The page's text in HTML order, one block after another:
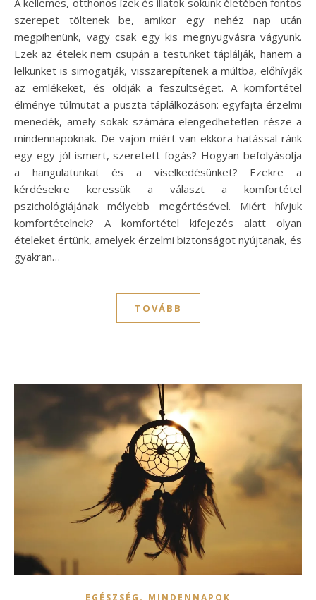
A kellemes, otthonos ízek és illatok sokunk életében fontos
szerepet töltenek be, amikor egy nehéz nap után
megpihenünk, vagy csak egy kis megnyugvásra vágyunk.
Ezek az ételek nem csupán a testünket táplálják, hanem a
lelkünket is simogatják, visszarepítenek a múltba, előhívják
az emlékeket, és oldják a feszültséget. A komfortétel
élménye túlmutat a puszta táplálkozáson: egyfajta érzelmi
menedék, amely sokak számára elengedhetetlen része a
mindennapoknak. De vajon miért van ekkora hatással ránk
egy-egy jól ismert, szeretett fogás? Hogyan befolyásolja
a hangulatunkat és a viselkedésünket? Ezekre a
kérdésekre keressük a választ a komfortétel
pszichológiájának mélyebb megértésével. Miért hívjuk
komfortételnek? A komfortétel kifejezés alatt olyan
ételeket értünk, amelyek érzelmi biztonságot nyújtanak, és
gyakran…
TOVÁBB
,